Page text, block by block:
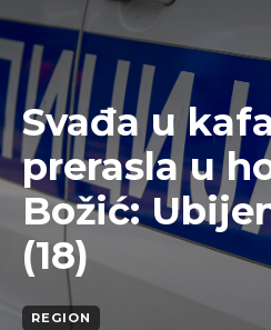
Svađa u
prerasla u
Božić:
(18)
REGION